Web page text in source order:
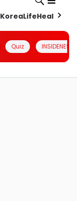
KoreaLifeHealth
Quiz INSIDENESIA